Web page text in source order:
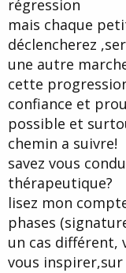
régression
mais chaque
déclencherez
une autre
cette
confiance et
possible et
chemin a suivre!
savez vous
thérapeutique?
lisez mon
phases
un cas différent,
vous